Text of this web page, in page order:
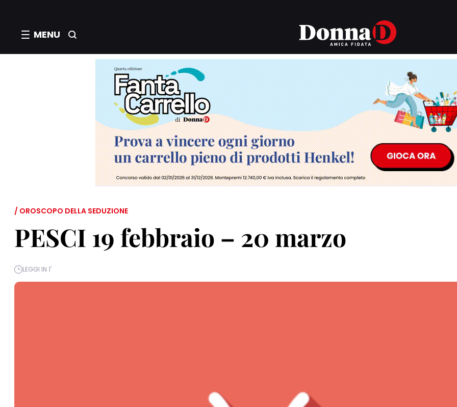
MENU
/ OROSCOPO DELLA SEDUZIONE
PESCI 19 febbraio – 20 marzo
LEGGI IN 1'